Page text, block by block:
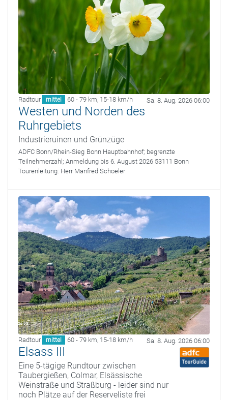
Radtour mittel 60 - 79 km, 15-18 km/h Sa. 8. Aug. 2026 06:00
Westen und Norden des
Ruhrgebiets
Industrieruinen und Grünzüge
ADFC Bonn/Rhein-Sieg Bonn Hauptbahnhof; begrenzte
Teilnehmerzahl; Anmeldung bis 6. August 2026 53111 Bonn
Tourenleitung: Herr Manfred Schoeler
Radtour mittel 60 - 79 km, 15-18 km/h Sa. 8. Aug. 2026 06:00
Elsass III
Eine 5-tägige Rundtour zwischen
Taubergießen, Colmar, Elsässische
Weinstraße und Straßburg - leider sind nur
noch Plätze auf der Reserveliste frei